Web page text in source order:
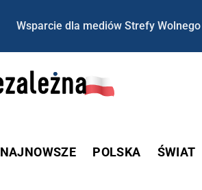
Wsparcie dla mediów Strefy
NAJNOWSZE POLSKA ŚWIAT